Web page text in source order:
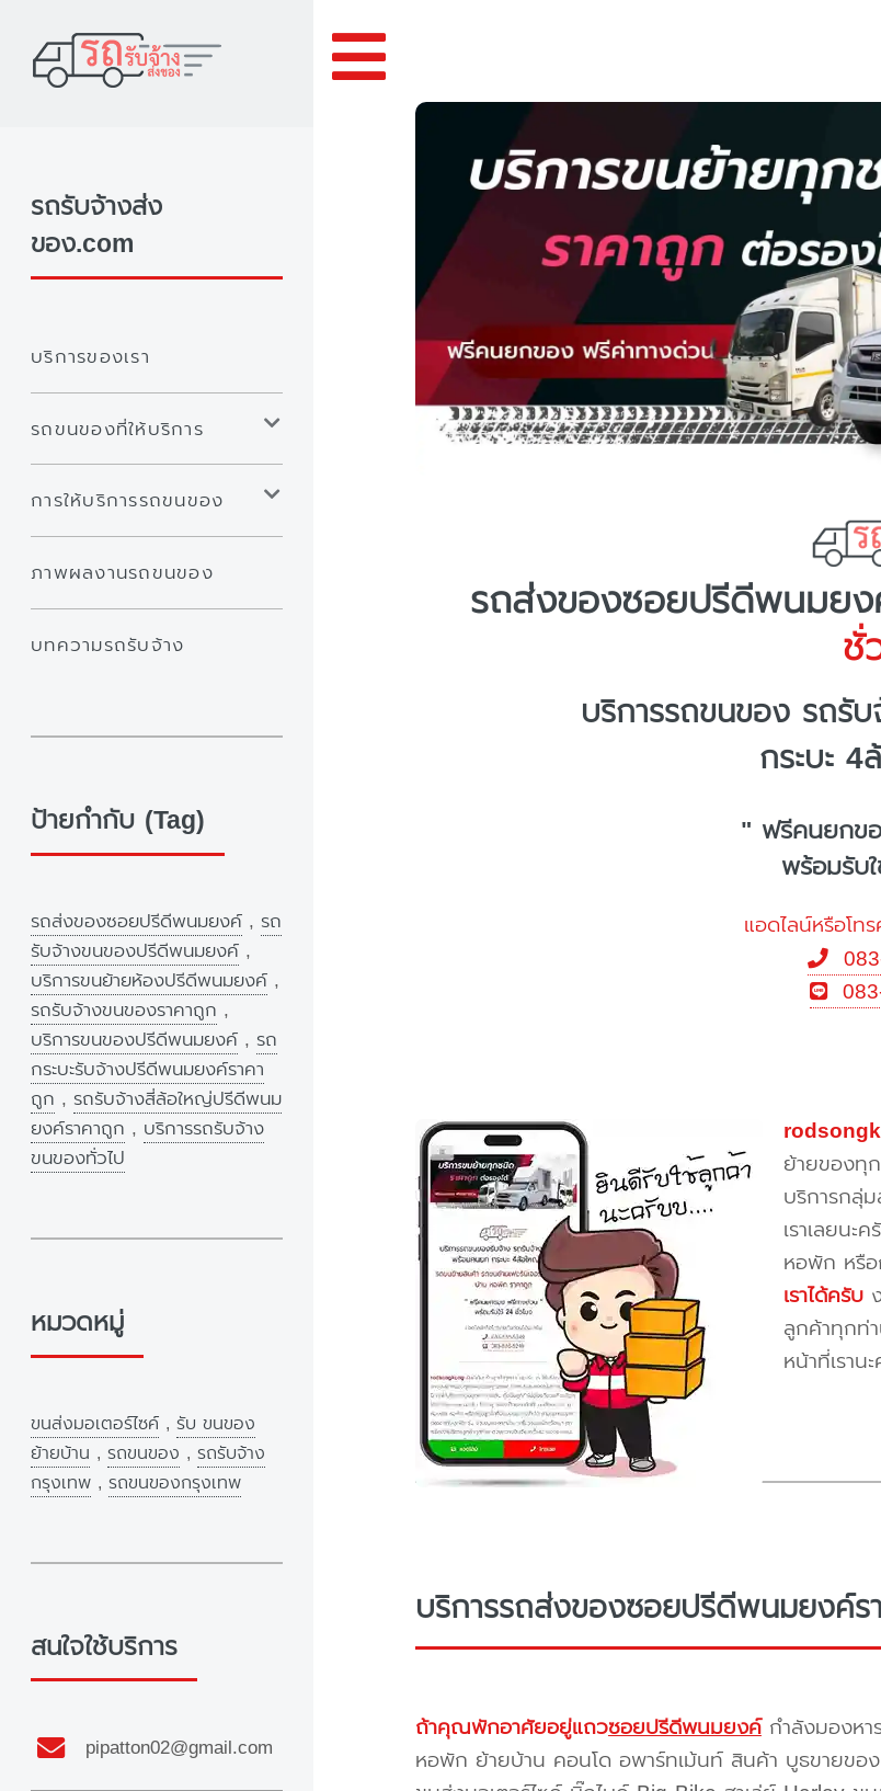
รถส่งของซอยปรีดีพนมย
ชั่
บริการรถขนของ รถรั
กระบะ
" ฟรีคนยกข
พร้อมรับ
แอดไลน์หรือโท
083-
ย้ายของทุ
บริการกลุ่
เราเลยน
หอพัก หรื
เราได้ครับง
ลูกค้าทุกท่
หน้าที่เราน
บริการรถส่งของซอยปรีดีพนมยงค์ร
ถ้าคุณพักอาศัยอยู่แถวซอยปรีดีพนมยงค์กำลังมองหา
หอพัก ย้ายบ้าน คอนโด อพาร์ทเม้นท์ สินค้า บูธขายขอ
รถรับจ้างส่ง
ของ.com
บริการของเรา
รถขนของที่ให้บริการ
การให้บริการรถขนของ
ภาพผลงานรถขนของ
บทความรถรับจ้าง
ป้ายกำกับ (Tag)
รถส่งของซอยปรีดีพนมยงค์ , รถ
รับจ้างขนของปรีดีพนมยงค์ ,
บริการขนย้ายห้องปรีดีพนมยงค์ ,
รถรับจ้างขนของราคาถูก ,
บริการขนของปรีดีพนมยงค์ , รถ
กระบะรับจ้างปรีดีพนมยงค์ราคา
ถูก , รถรับจ้างสี่ล้อใหญ่ปรีดีพนม
ยงค์ราคาถูก , บริการรถรับจ้าง
ขนของทั่วไป
หมวดหมู่
ขนส่งมอเตอร์ไซค์ , รับ ขนของ
ย้ายบ้าน , รถขนของ , รถรับจ้าง
กรุงเทพ , รถขนของกรุงเทพ
สนใจใช้บริการ
pipatton02@gmail.com